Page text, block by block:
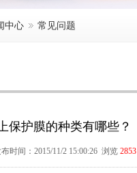
中心 常见问题
保护膜的种类有哪些？
时间：2015/11/2 15:00:26 浏览2853